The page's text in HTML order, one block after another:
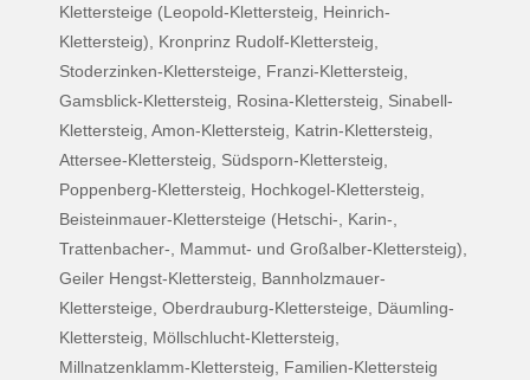
Klettersteige (Leopold-Klettersteig, Heinrich-
Klettersteig), Kronprinz Rudolf-Klettersteig,
Stoderzinken-Klettersteige, Franzi-Klettersteig,
Gamsblick-Klettersteig, Rosina-Klettersteig, Sinabell-
Klettersteig, Amon-Klettersteig, Katrin-Klettersteig,
Attersee-Klettersteig, Südsporn-Klettersteig,
Poppenberg-Klettersteig, Hochkogel-Klettersteig,
Beisteinmauer-Klettersteige (Hetschi-, Karin-,
Trattenbacher-, Mammut- und Großalber-Klettersteig),
Geiler Hengst-Klettersteig, Bannholzmauer-
Klettersteige, Oberdrauburg-Klettersteige, Däumling-
Klettersteig, Möllschlucht-Klettersteig,
Millnatzenklamm-Klettersteig, Familien-Klettersteig